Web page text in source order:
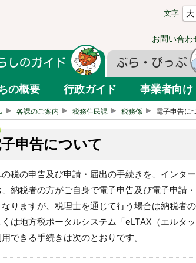
文字 大
お問い合わ
しのガイド ぶら・ぴっぷ
の概要 行政ガイド 事業者向け
各課のご案内 税務住民課 税務係 電子申告に
申告について
税の申告及び申請・届出の手続きを、インタ
納税者の方がご自身で電子申告及び電子申請
りますが、税理士を通じて行う場合は納税者
は地方税ポータルシステム「eLTAX（エルタ
できる手続きは次のとおりです。